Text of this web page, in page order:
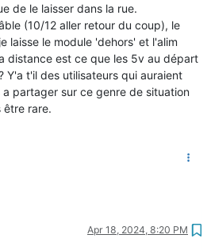
de le laisser dans la rue.
(10/12 aller retour du coup), le
laisse le module 'dehors' et l'alim
distance est ce que les 5v au départ
Y'a t'il des utilisateurs qui auraient
partager sur ce genre de situation
être rare.
Apr 18, 2024, 8:20 PM